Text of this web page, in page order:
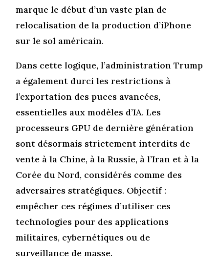
marque le début d’un vaste plan de
relocalisation de la production d’iPhone
sur le sol américain.
Dans cette logique, l’administration Trump
a également durci les restrictions à
l’exportation des puces avancées,
essentielles aux modèles d’IA. Les
processeurs GPU de dernière génération
sont désormais strictement interdits de
vente à la Chine, à la Russie, à l’Iran et à la
Corée du Nord, considérés comme des
adversaires stratégiques. Objectif :
empêcher ces régimes d’utiliser ces
technologies pour des applications
militaires, cybernétiques ou de
surveillance de masse.